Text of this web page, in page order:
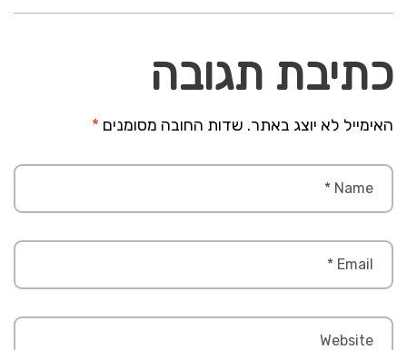
כתיבת תגובה
האימייל לא יוצג באתר. שדות החובה מסומנים *